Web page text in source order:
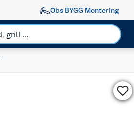
Obs BYGG Montering